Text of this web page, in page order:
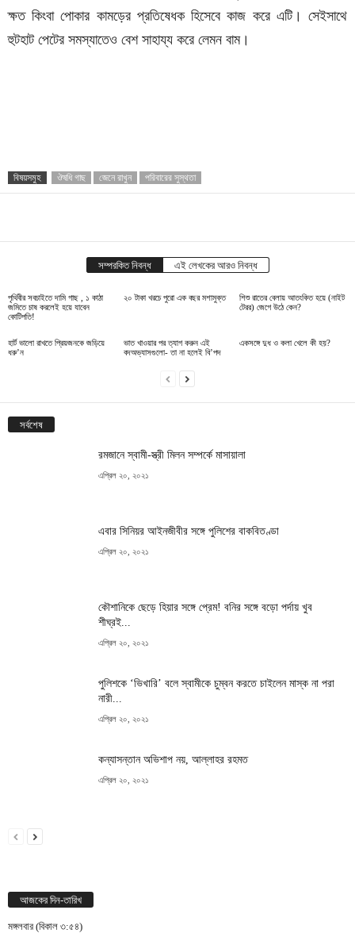
ক্ষত কিংবা পোকার কামড়ের প্রতিষেধক হিসেবে কাজ করে এটি। সেইসাথে
হুটহাট পেটের সমস্যাতেও বেশ সাহায্য করে লেমন বাম।
বিষয়সমুহ ঔষধি গাছ জেনে রাখুন পরিবারের সুস্থতা
সম্পরকিত নিবন্ধ এই লেখকের আরও নিবন্ধ
পৃথিবীর সবচাইতে দামি গাছ , ১ কাঠা
জমিতে চাষ করলেই হয়ে যাবেন
কোটিপতি!
২০ টাকা খরচে পুরো এক বছর মশামুক্ত
শিশু রাতের বেলায় আতংকিত হয়ে (নাইট
টেরর) জেগে উঠে কেন?
হার্ট ভালো রাখতে প্রিয়জনকে জড়িয়ে
ধরু’ন
ভাত খাওয়ার পর ত্যাগ করুন এই
বদঅভ্যাসগুলো- তা না হলেই বি’পদ
একসঙ্গে দুধ ও কলা খেলে কী হয়?
সর্বশেষ
রমজানে স্বামী-স্ত্রী মিলন সম্পর্কে মাসায়ালা
এপ্রিল ২০, ২০২১
এবার সিনিয়র আইনজীবীর সঙ্গে পুলিশের বাকবিতণ্ডা
এপ্রিল ২০, ২০২১
কৌশানিকে ছেড়ে হিয়ার সঙ্গে প্রেম! বনির সঙ্গে বড়ো পর্দায় খুব
শীঘ্রই...
এপ্রিল ২০, ২০২১
পুলিশকে ‘ভিখারি’ বলে স্বামীকে চুম্বন করতে চাইলেন মাস্ক না পরা
নারী...
এপ্রিল ২০, ২০২১
কন্যাসন্তান অভিশাপ নয়, আল্লাহর রহমত
এপ্রিল ২০, ২০২১
আজকের দিন-তারিখ
মঙ্গলবার (বিকাল ৩:৫৪)